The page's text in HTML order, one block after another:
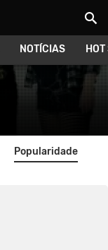
NOTÍCIAS
Popularidade